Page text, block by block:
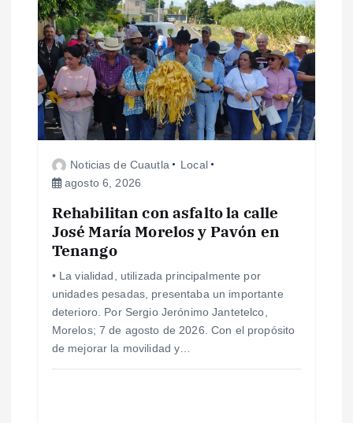
Noticias de Cuautla
Local
agosto 6, 2026
Rehabilitan con asfalto la calle
José María Morelos y Pavón en
Tenango
• La vialidad, utilizada principalmente por
unidades pesadas, presentaba un importante
deterioro. Por Sergio Jerónimo Jantetelco,
Morelos; 7 de agosto de 2026. Con el propósito
de mejorar la movilidad y…